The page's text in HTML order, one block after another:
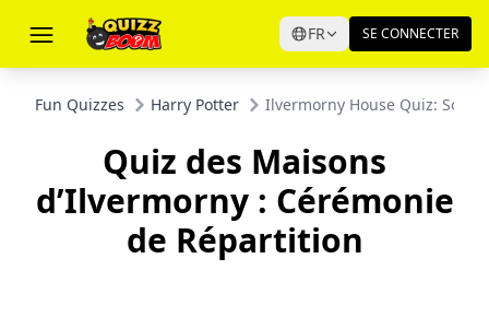
FR SE CONNECTER
Fun Quizzes Harry Potter Ilvermorny House Quiz:
Quiz des Maisons
d’Ilvermorny : Cérémonie
de Répartition